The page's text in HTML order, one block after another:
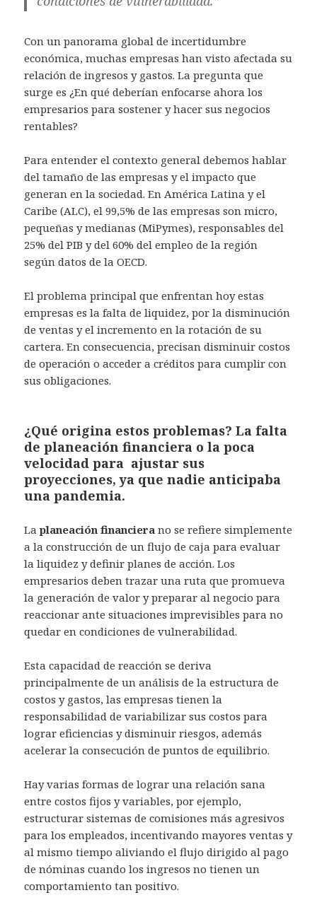
Con un panorama global de incertidumbre
económica, muchas empresas han visto afectada su
relación de ingresos y gastos. La pregunta que
surge es ¿En qué deberían enfocarse ahora los
empresarios para sostener y hacer sus negocios
rentables?
Para entender el contexto general debemos hablar
del tamaño de las empresas y el impacto que
generan en la sociedad. En América Latina y el
Caribe (ALC), el 99,5% de las empresas son micro,
pequeñas y medianas (MiPymes), responsables del
25% del PIB y del 60% del empleo de la región
según datos de la OECD.
El problema principal que enfrentan hoy estas
empresas es la falta de liquidez, por la disminución
de ventas y el incremento en la rotación de su
cartera. En consecuencia, precisan disminuir costos
de operación o acceder a créditos para cumplir con
sus obligaciones.
¿Qué origina estos problemas? La falta
de planeación financiera o la poca
velocidad para ajustar sus
proyecciones, ya que nadie anticipaba
una pandemia.
Laplaneación financiera no se refiere simplemente
a la construcción de un flujo de caja para evaluar
la liquidez y definir planes de acción. Los
empresarios deben trazar una ruta que promueva
la generación de valor y preparar al negocio para
reaccionar ante situaciones imprevisibles para no
quedar en condiciones de vulnerabilidad.
Esta capacidad de reacción se deriva
principalmente de un análisis de la estructura de
costos y gastos, las empresas tienen la
responsabilidad de variabilizar sus costos para
lograr eficiencias y disminuir riesgos, además
acelerar la consecución de puntos de equilibrio.
Hay varias formas de lograr una relación sana
entre costos fijos y variables, por ejemplo,
estructurar sistemas de comisiones más agresivos
para los empleados, incentivando mayores ventas y
al mismo tiempo aliviando el flujo dirigido al pago
de nóminas cuando los ingresos no tienen un
comportamiento tan positivo.